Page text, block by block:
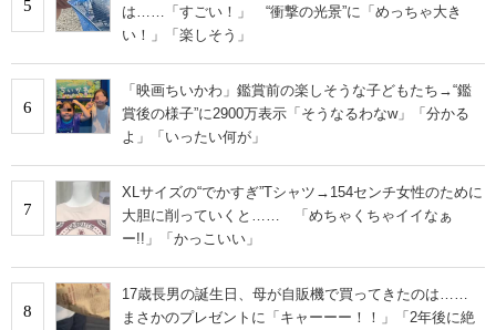
5
は……「すごい！」 “衝撃の光景”に「めっちゃ大き
い！」「楽しそう」
6
「映画ちいかわ」鑑賞前の楽しそうな子どもたち→“鑑
賞後の様子”に2900万表示「そうなるわなw」「分かる
よ」「いったい何が」
7
XLサイズの“でかすぎ”Tシャツ→154センチ女性のために
大胆に削っていくと…… 「めちゃくちゃイイなぁ
ー!!」「かっこいい」
8
17歳長男の誕生日、母が自販機で買ってきたのは……
まさかのプレゼントに「キャーーー！！」「2年後に絶